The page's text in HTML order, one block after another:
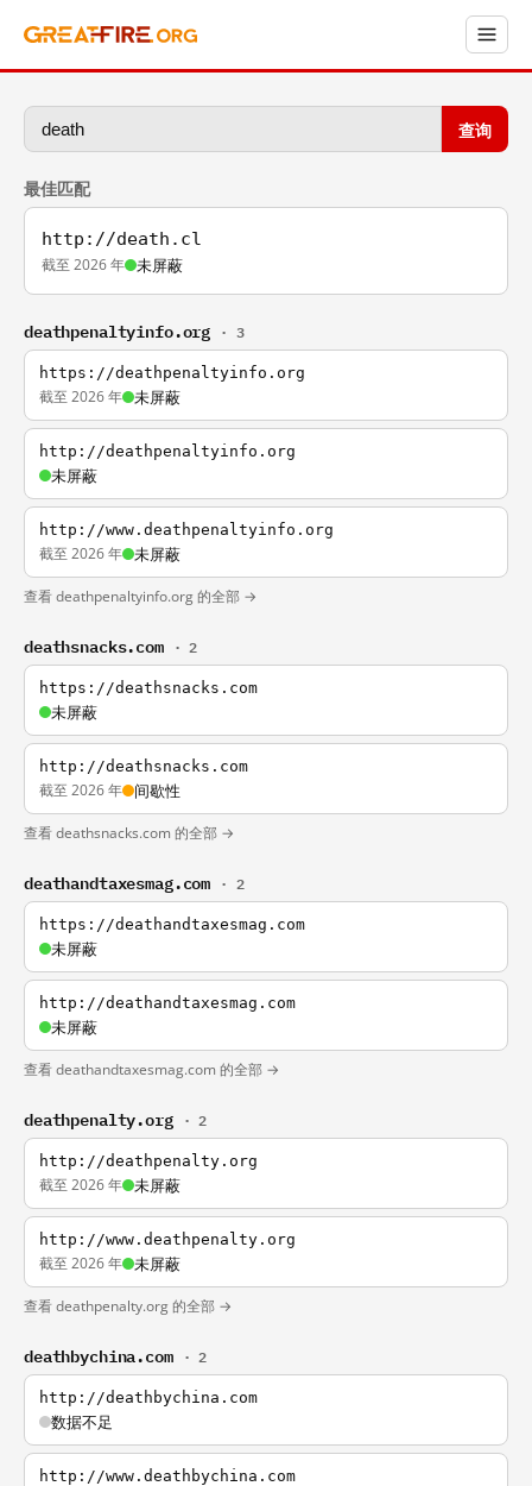
查询
最佳匹配
http://death.cl
截至 2026 年 未屏蔽
deathpenaltyinfo.org · 3
https://deathpenaltyinfo.org
截至 2026 年 未屏蔽
http://deathpenaltyinfo.org
未屏蔽
http://www.deathpenaltyinfo.org
截至 2026 年 未屏蔽
查看 deathpenaltyinfo.org 的全部 →
deathsnacks.com · 2
https://deathsnacks.com
未屏蔽
http://deathsnacks.com
截至 2026 年 间歇性
查看 deathsnacks.com 的全部 →
deathandtaxesmag.com · 2
https://deathandtaxesmag.com
未屏蔽
http://deathandtaxesmag.com
未屏蔽
查看 deathandtaxesmag.com 的全部 →
deathpenalty.org · 2
http://deathpenalty.org
截至 2026 年 未屏蔽
http://www.deathpenalty.org
截至 2026 年 未屏蔽
查看 deathpenalty.org 的全部 →
deathbychina.com · 2
http://deathbychina.com
数据不足
http://www.deathbychina.com